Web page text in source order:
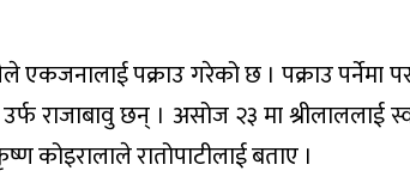
एकजनालाई पक्राउ गरेको छ । पक्राउ पर्नेमा
राजाबावु छन् । असोज २३ मा श्रीलाललाई
कोइरालाले रातोपाटीलाई बताए ।